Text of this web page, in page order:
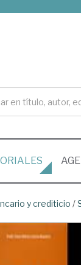
y crediticio /